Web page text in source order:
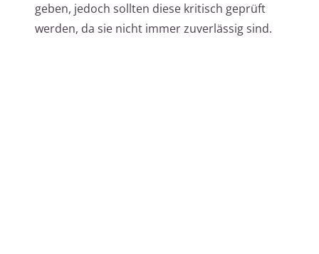
geben, jedoch sollten diese kritisch geprüft
werden, da sie nicht immer zuverlässig sind.